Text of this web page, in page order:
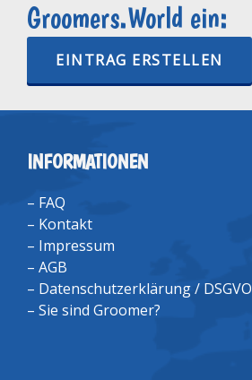
Groomers.World ein:
EINTRAG ERSTELLEN
INFORMATIONEN
– FAQ
– Kontakt
– Impressum
– AGB
– Datenschutzerklärung / DSGVO
– Sie sind Groomer?